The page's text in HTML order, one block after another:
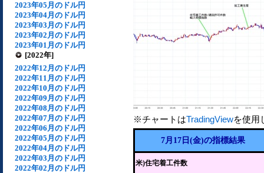
2023年05月のドル円
2023年04月のドル円
2023年03月のドル円
2023年02月のドル円
2023年01月のドル円
[2022年]
2022年12月のドル円
2022年11月のドル円
2022年10月のドル円
2022年09月のドル円
2022年08月のドル円
2022年07月のドル円
2022年06月のドル円
2022年05月のドル円
2022年04月のドル円
2022年03月のドル円
2022年02月のドル円
※チャートはTradingViewを使用
7月17日(金)の指標結果
米)住宅着工件数